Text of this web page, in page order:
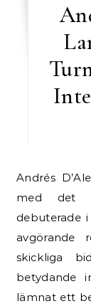
Andrés D’Alessandro har en framstående historia
med det
debuterade
avgörande
skickliga
betydande
lämnat ett